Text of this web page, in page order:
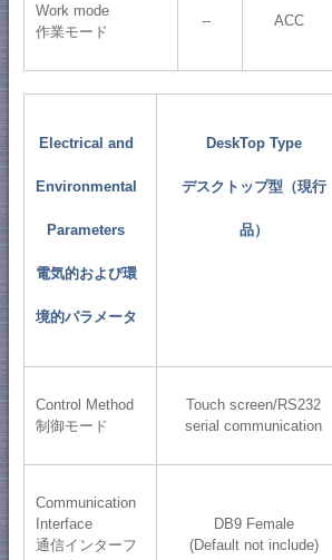
Work mode
作業モード
-- ACC
Electrical and
Environmental
Parameters
電気的および環
境的パラメータ
DeskTop Type
デスクトップ型（現行
品）
Control Method
制御モード
Touch screen/RS232
serial communication
Communication
Interface
通信インターフ
DB9 Female
(Default not include)